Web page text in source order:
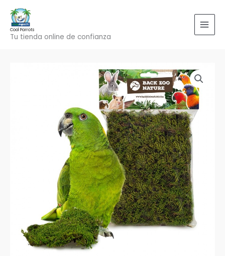
contenido
Cool Parrots
Tu tienda online de confianza